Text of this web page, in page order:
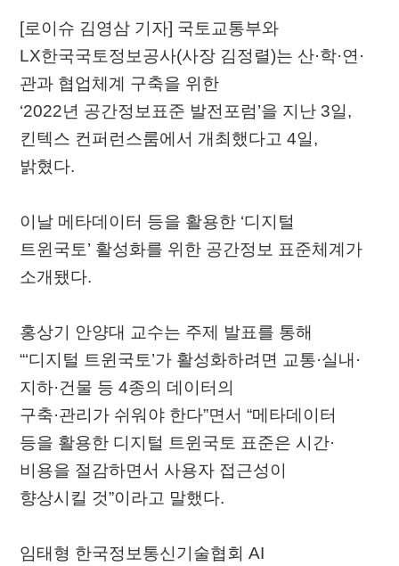
[로이슈 김영삼 기자] 국토교통부와
LX한국국토정보공사(사장 김정렬)는 산·학·연·
관과 협업체계 구축을 위한
‘2022년 공간정보표준 발전포럼’을 지난 3일,
킨텍스 컨퍼런스룸에서 개최했다고 4일,
밝혔다.
이날 메타데이터 등을 활용한 ‘디지털
트윈국토’ 활성화를 위한 공간정보 표준체계가
소개됐다.
홍상기 안양대 교수는 주제 발표를 통해
“‘디지털 트윈국토’가 활성화하려면 교통·실내·
지하·건물 등 4종의 데이터의
구축·관리가 쉬워야 한다”면서 “메타데이터
등을 활용한 디지털 트윈국토 표준은 시간·
비용을 절감하면서 사용자 접근성이
향상시킬 것”이라고 말했다.
임태형 한국정보통신기술협회 AI